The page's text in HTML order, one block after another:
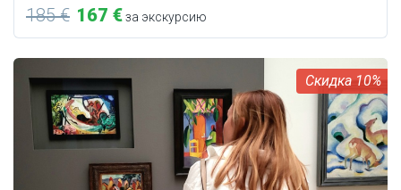
185 € 167 €за экскурсию
10%